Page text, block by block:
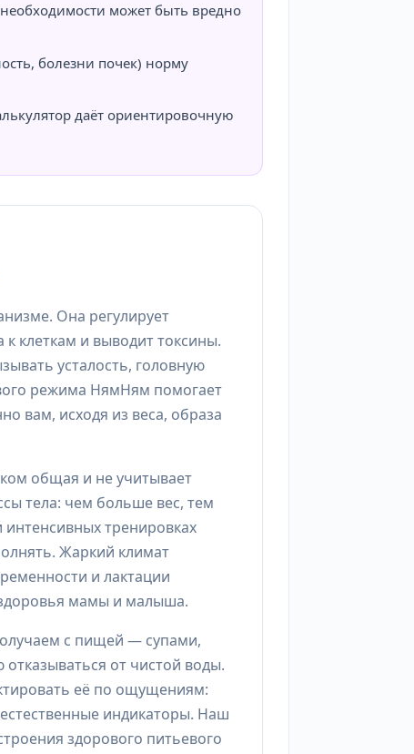
может быть вредно
болезни почек) норму
даёт ориентировочную
Она регулирует
к клеткам и выводит токсины.
усталость, головную
режима НямНям помогает
вам, исходя из веса, образа
общая и не учитывает
тела: чем больше вес, тем
тренировках
Жаркий климат
и лактации
мамы и малыша.
с пищей — супами,
от чистой воды.
её по ощущениям:
индикаторы. Наш
здорового питьевого